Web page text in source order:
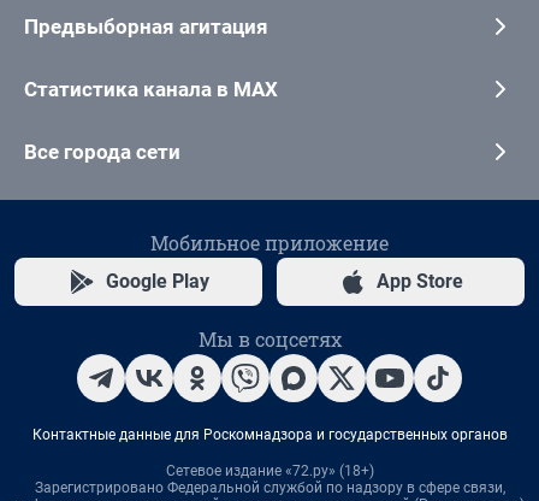
Предвыборная агитация
Статистика канала в MAX
Все города сети
Мобильное приложение
Google Play App Store
Мы в соцсетях
Контактные данные для Роскомнадзора и государственных органов
Сетевое издание «72.ру» (18+)
Зарегистрировано Федеральной службой по надзору в сфере связи,